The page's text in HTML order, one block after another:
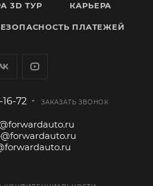
3D ТУР КАРЬЕРА
ПЛАТЕЖЕЙ
72 ЗАКАЗАТЬ ЗВОНОК